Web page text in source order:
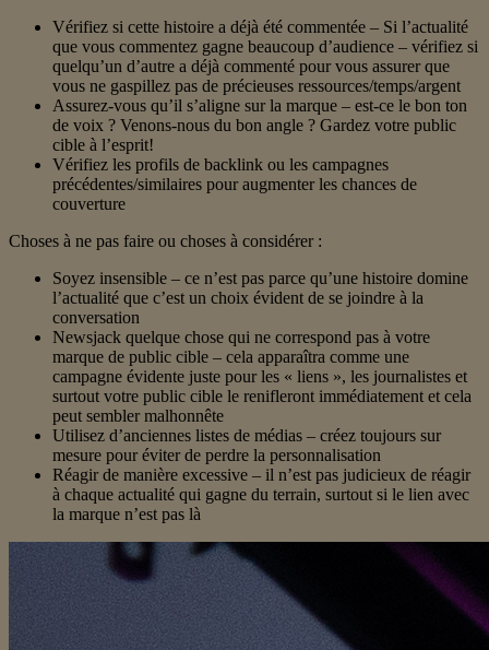
Vérifiez si cette histoire a déjà été commentée – Si l’actualité
que vous commentez gagne beaucoup d’audience – vérifiez si
quelqu’un d’autre a déjà commenté pour vous assurer que
vous ne gaspillez pas de précieuses ressources/temps/argent
Assurez-vous qu’il s’aligne sur la marque – est-ce le bon ton
de voix ? Venons-nous du bon angle ? Gardez votre public
cible à l’esprit!
Vérifiez les profils de backlink ou les campagnes
précédentes/similaires pour augmenter les chances de
couverture
Choses à ne pas faire ou choses à considérer :
Soyez insensible – ce n’est pas parce qu’une histoire domine
l’actualité que c’est un choix évident de se joindre à la
conversation
Newsjack quelque chose qui ne correspond pas à votre
marque de public cible – cela apparaîtra comme une
campagne évidente juste pour les « liens », les journalistes et
surtout votre public cible le renifleront immédiatement et cela
peut sembler malhonnête
Utilisez d’anciennes listes de médias – créez toujours sur
mesure pour éviter de perdre la personnalisation
Réagir de manière excessive – il n’est pas judicieux de réagir
à chaque actualité qui gagne du terrain, surtout si le lien avec
la marque n’est pas là